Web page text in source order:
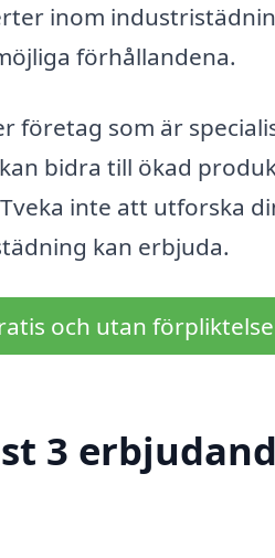
inom
förhållandena.
företag som är
bidra till ökad
inte att utforska
kan erbjuda.
och utan
3